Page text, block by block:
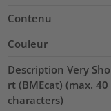
Contenu
Couleur
Description Very Sho
rt (BMEcat) (max. 40
characters)